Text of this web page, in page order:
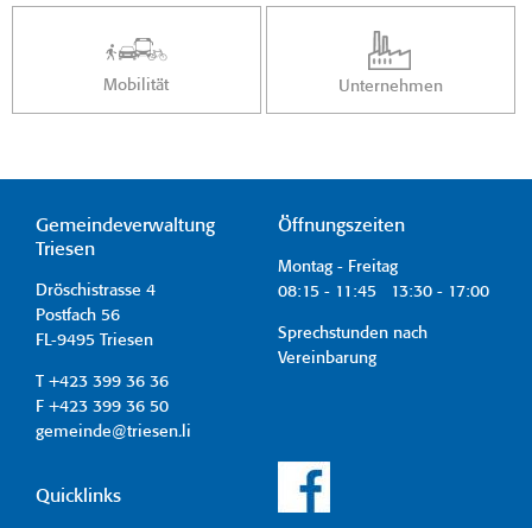
Mobilität Unternehmen
Gemeindeverwaltung
Triesen
Dröschistrasse 4
Postfach 56
FL-9495 Triesen
T +423 399 36 36
F +423 399 36 50
gemeinde@triesen.li
Öffnungszeiten
Montag - Freitag
08:15 - 11:45 13:30 - 17:00
Sprechstunden nach
Vereinbarung
Quicklinks